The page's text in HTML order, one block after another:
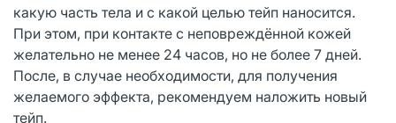
какую часть тела и с какой целью тейп наносится.
При этом, при контакте с неповреждённой кожей
желательно не менее 24 часов, но не более 7 дней.
После, в случае необходимости, для получения
желаемого эффекта, рекомендуем наложить новый
тейп.